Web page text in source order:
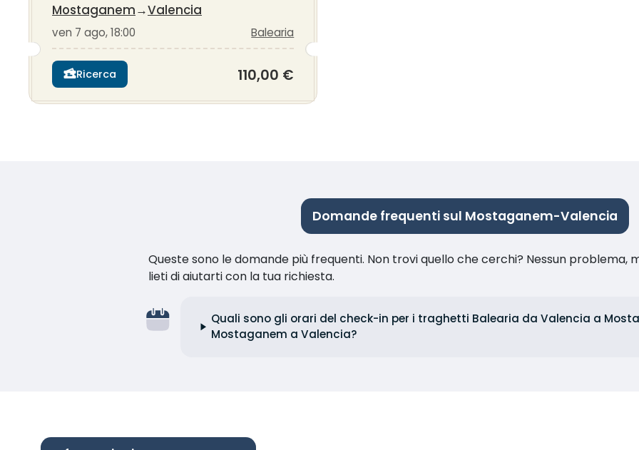
Mostaganem→Valencia
ven 7 ago, 18:00 Balearia
Ricerca 110,00 €
Domande frequenti sul Mostaganem-Valencia
Queste sono le domande più frequenti. Non trovi quello che cerchi? Nessun
lieti di aiutarti con la tua richiesta.
Quali sono gli orari del check-in per i traghetti Balearia da Valencia a
Mostaganem a Valencia?